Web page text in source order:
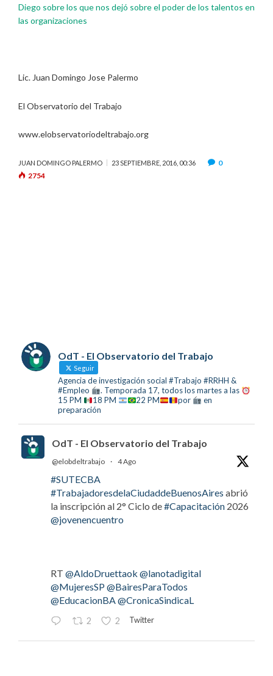
Diego sobre los que nos dejó sobre el poder de los talentos en
las organizaciones
Lic. Juan Domingo Jose Palermo
El Observatorio del Trabajo
www.elobservatoriodeltrabajo.org
JUAN DOMINGO PALERMO 23 SEPTIEMBRE, 2016, 00:36
0
2754
OdT - El Observatorio del Trabajo
Seguir
Agencia de investigación social #Trabajo #RRHH &
#Empleo
. Temporada 17, todos los martes a las
15 PM
18 PM 22 PM por
en
preparación
OdT - El Observatorio del Trabajo
@elobdeltrabajo · 4 Ago
#SUTECBA
#TrabajadoresdelaCiudaddeBuenosAires abrió
la inscripción al 2° Ciclo de#Capacitación 2026
@jovenencuentro
RT @AldoDruettaok @lanotadigital
@MujeresSP@BairesParaTodos
@EducacionBA@CronicaSindicaL
2 2 Twitter